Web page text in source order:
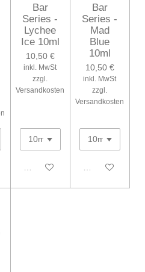
Bar
Series -
Lychee
Ice 10ml
10,50 €
inkl. MwSt
zzgl.
Versandkosten
In den Warenkorb
Bar
Series -
Mad
Blue
10ml
10,50 €
inkl. MwSt
zzgl.
Versandkosten
In den